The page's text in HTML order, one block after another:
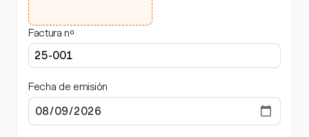
Factura nº
Fecha de emisión